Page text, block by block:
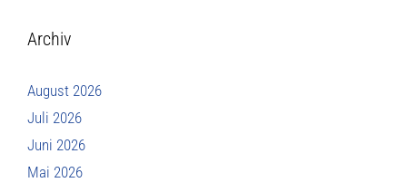
Archiv
August 2026
Juli 2026
Juni 2026
Mai 2026